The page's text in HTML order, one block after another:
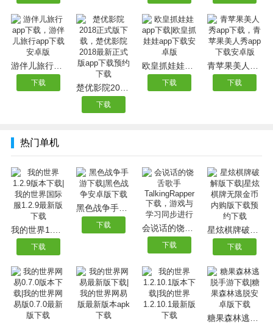
游伴儿旅行app下载，游伴儿旅行app下载安卓版
下载 楚优影院2018正式版下载，楚优影院2018最新正式版app下载预约下载
下载
欧皇抓娃娃app下载|欧皇抓娃娃app下载安卓版
下载
青苹果美人秀app下载，青苹果美人秀app下载安卓版
下载
热门单机
我的世界1.2.9版本下载|我的世界国际服1.2.9最新版下载
下载
黑色战争手游下载|黑色战争安卓版下载
下载 会说话的饶舌歌手TalkingRapper下载，游戏与学习同步进行
下载
星炫棋牌破解版下载|星炫棋牌无限金币内购版下载预约下载
下载